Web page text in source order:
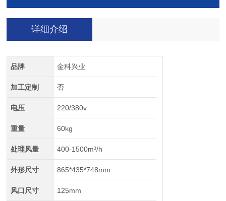
详细介绍
品牌 金科兴业
加工定制 否
电压 220/380v
重量 60kg
处理风量 400-1500m³/h
外形尺寸 865*435*748mm
风口尺寸 125mm